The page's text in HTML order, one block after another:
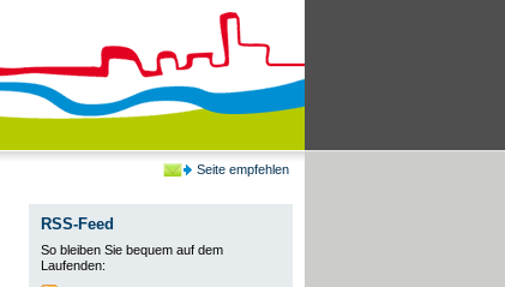
Seite empfehlen
RSS-Feed
So bleiben Sie bequem auf dem
Laufenden: